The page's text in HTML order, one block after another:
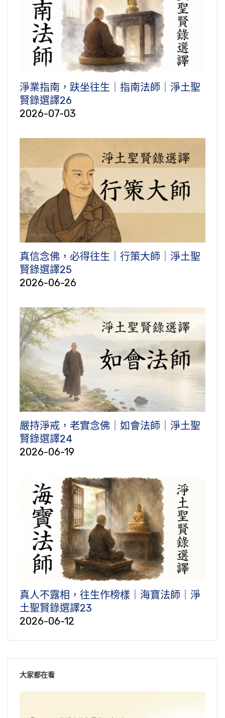
淨業指南，趺坐往生｜指南法師｜淨土聖
賢錄選譯26
2026-07-03
真信念佛，必得往生｜行策大師｜淨土聖
賢錄選譯25
2026-06-26
嚴持淨戒，老實念佛｜如會法師｜淨土聖
賢錄選譯24
2026-06-19
真人不露相，往生作榜樣｜海寶法師｜淨
土聖賢錄選譯23
2026-06-12
大家都在看